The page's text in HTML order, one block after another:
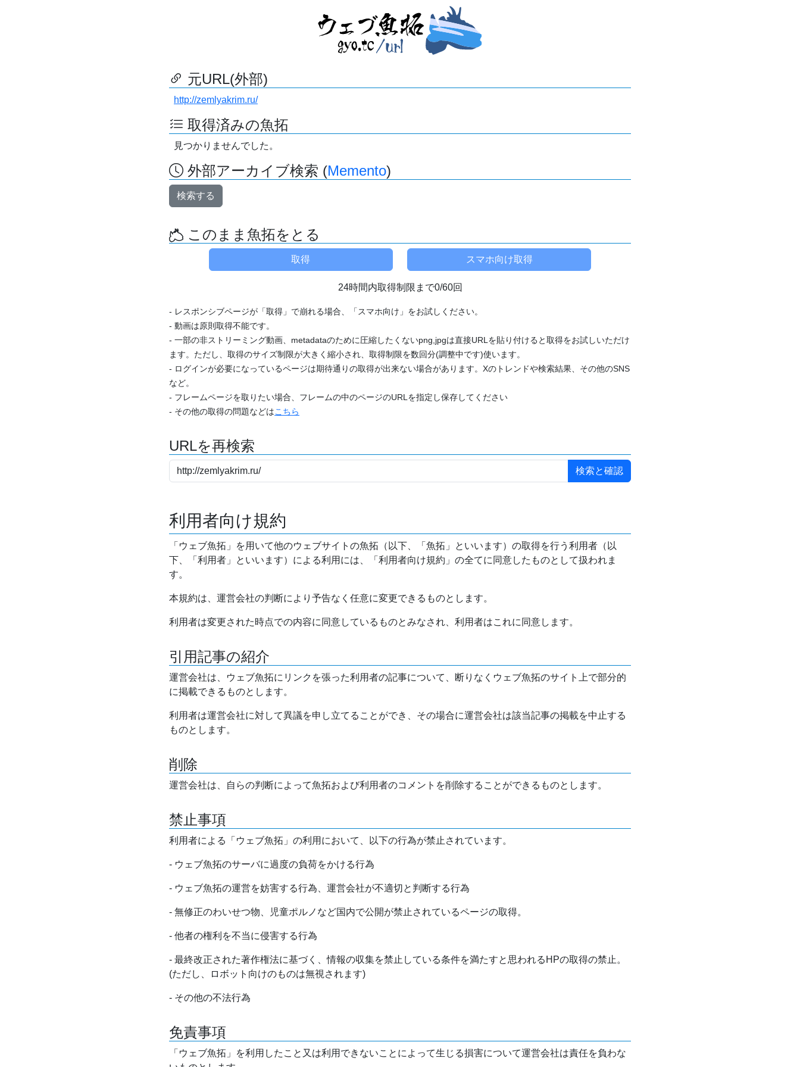
元URL(外部)
http://zemlyakrim.ru/
取得済みの魚拓
見つかりませんでした。
外部アーカイブ検索 (Memento)
検索する
このまま魚拓をとる
24時間内取得制限まで0/60回
- レスポンシブページが「取得」で崩れる場合、「スマホ向け」をお試しください。
- 動画は原則取得不能です。
- 一部の非ストリーミング動画、metadataのために圧縮したくないpng,jpgは直接URLを貼り付けると取得をお試しいただけ
ます。ただし、取得のサイズ制限が大きく縮小され、取得制限を数回分(調整中です)使います。
- ログインが必要になっているページは期待通りの取得が出来ない場合があります。Xのトレンドや検索結果、その他のSNS
など。
- フレームページを取りたい場合、フレームの中のページのURLを指定し保存してください
- その他の取得の問題などはこちら
URLを再検索
利用者向け規約
「ウェブ魚拓」を用いて他のウェブサイトの魚拓（以下、「魚拓」といいます）の取得を行う利用者（以
下、「利用者」といいます）による利用には、「利用者向け規約」の全てに同意したものとして扱われま
す。
本規約は、運営会社の判断により予告なく任意に変更できるものとします。
利用者は変更された時点での内容に同意しているものとみなされ、利用者はこれに同意します。
引用記事の紹介
運営会社は、ウェブ魚拓にリンクを張った利用者の記事について、断りなくウェブ魚拓のサイト上で部分的
に掲載できるものとします。
利用者は運営会社に対して異議を申し立てることができ、その場合に運営会社は該当記事の掲載を中止する
ものとします。
削除
運営会社は、自らの判断によって魚拓および利用者のコメントを削除することができるものとします。
禁止事項
利用者による「ウェブ魚拓」の利用において、以下の行為が禁止されています。
- ウェブ魚拓のサーバに過度の負荷をかける行為
- ウェブ魚拓の運営を妨害する行為、運営会社が不適切と判断する行為
- 無修正のわいせつ物、児童ポルノなど国内で公開が禁止されているページの取得。
- 他者の権利を不当に侵害する行為
- 最終改正された著作権法に基づく、情報の収集を禁止している条件を満たすと思われるHPの取得の禁止。
(ただし、ロボット向けのものは無視されます)
- その他の不法行為
免責事項
「ウェブ魚拓」を利用したこと又は利用できないことによって生じる損害について運営会社は責任を負わな